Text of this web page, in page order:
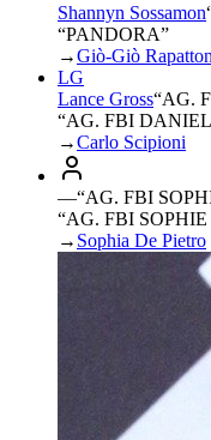
Shannyn Sossamon
“PANDORA”
→Giò-Giò
LG
Lance Gross“AG.
“AG. FBI
→Carlo Scipioni
—“AG. FBI
“AG. FBI SOPHIE
→ Sophia De Pietro